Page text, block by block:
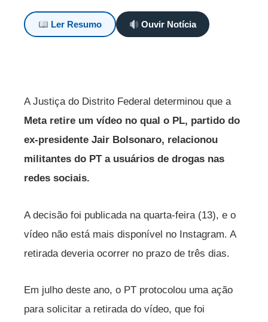
Ler Resumo Ouvir Notícia
A Justiça do Distrito Federal determinou que a
Meta retire um vídeo no qual o PL, partido do
ex-presidente Jair Bolsonaro, relacionou
militantes do PT a usuários de drogas nas
redes sociais.
A decisão foi publicada na quarta-feira (13), e o
vídeo não está mais disponível no Instagram. A
retirada deveria ocorrer no prazo de três dias.
Em julho deste ano, o PT protocolou uma ação
para solicitar a retirada do vídeo, que foi